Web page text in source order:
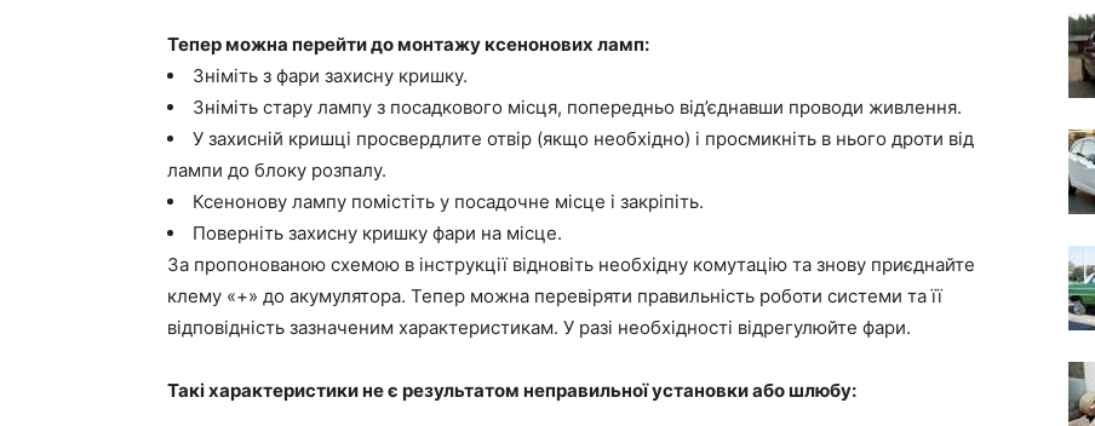
Тепер можна перейти до монтажу ксенонових ламп:
Зніміть з фари захисну кришку.
Зніміть стару лампу з посадкового місця, попередньо від’єднавши проводи живлення.
У захисній кришці просвердлите отвір (якщо необхідно) і просмикніть в нього дроти від
лампи до блоку розпалу.
Ксенонову лампу помістіть у посадочне місце і закріпіть.
Поверніть захисну кришку фари на місце.
За пропонованою схемою в інструкції відновіть необхідну комутацію та знову приєднайте
клему «+» до акумулятора. Тепер можна перевіряти правильність роботи системи та її
відповідність зазначеним характеристикам. У разі необхідності відрегулюйте фари.
Такі характеристики не є результатом неправильної установки або шлюбу: